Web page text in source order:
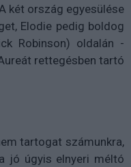
két ország egyesülése
Elodie pedig boldog
Robinson) oldalán -
rettegésben tartó
tartogat számunkra,
jó úgyis elnyeri méltó